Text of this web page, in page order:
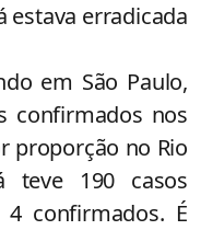
estava erradicada
em São Paulo,
confirmados nos
proporção no Rio
teve 190 casos
confirmados. É